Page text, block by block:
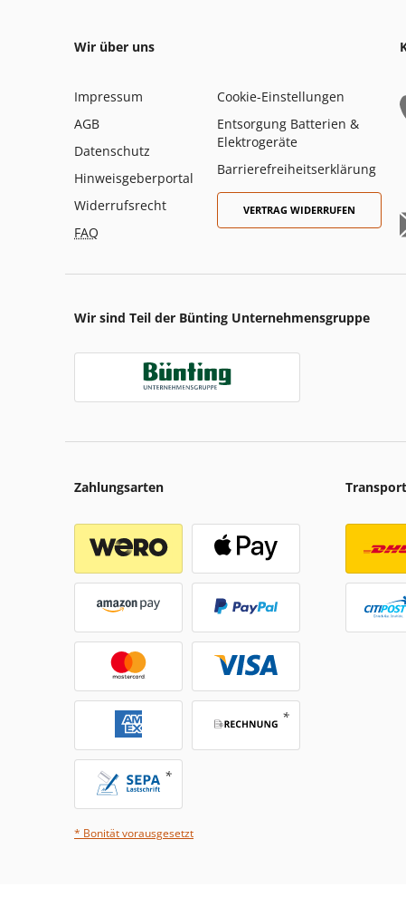
Wir über uns
Impressum
AGB
Datenschutz
Hinweisgeberportal
Widerrufsrecht
FAQ
Cookie-Einstellungen
Entsorgung Batterien &
Elektrogeräte
Barrierefreiheitserklärung
VERTRAG WIDERRUFEN
Wir sind Teil der Bünting Unternehmensgruppe
Zahlungsarten
* Bonität vorausgesetzt
Transport